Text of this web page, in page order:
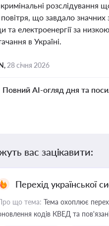
розслідування
що завдало значних
та електроенергії за
в Україні.
28 січня 2026
Повний AI-огляд дня та
вас зацікавити:
Перехід української
що тема: Тема охоплює
кодів КВЕД та